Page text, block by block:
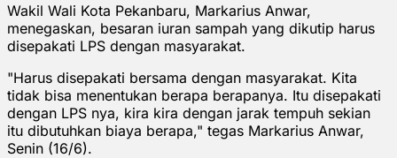
Wakil Wali Kota Pekanbaru, Markarius Anwar,
menegaskan, besaran iuran sampah yang dikutip harus
disepakati LPS dengan masyarakat.
"Harus disepakati bersama dengan masyarakat. Kita
tidak bisa menentukan berapa berapanya. Itu disepakati
dengan LPS nya, kira kira dengan jarak tempuh sekian
itu dibutuhkan biaya berapa," tegas Markarius Anwar,
Senin (16/6).